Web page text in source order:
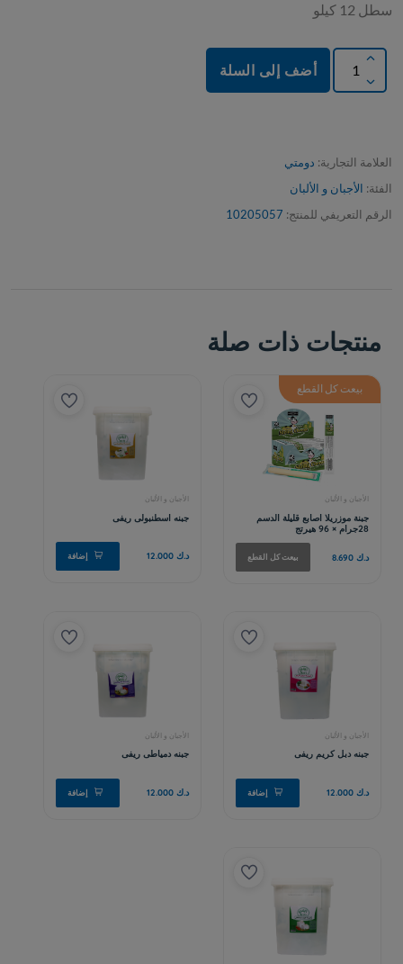
سطل 12 كيلو
أضف إلى السلة
العلامة التجارية: دومتي
الفئة: الأجبان و الألبان
الرقم التعريفي للمنتج: 10205057
منتجات ذات صلة
بيعت كل القطع